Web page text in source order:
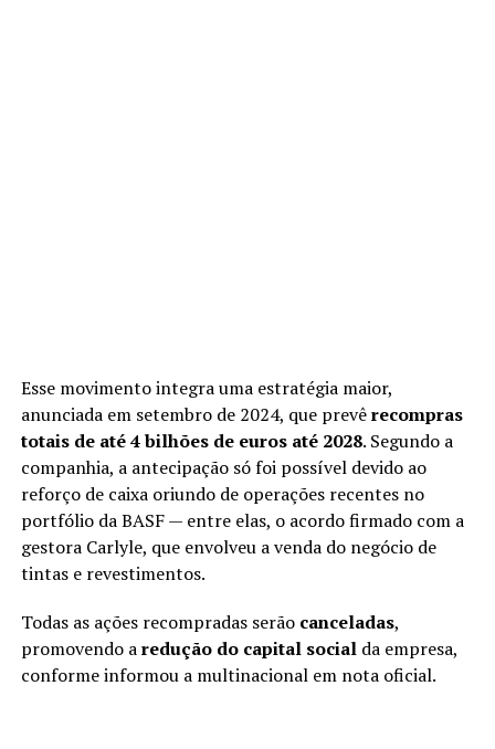
Esse movimento integra uma estratégia maior,
anunciada em setembro de 2024, que prevêrecompras
totais de até 4 bilhões de euros até 2028. Segundo a
companhia, a antecipação só foi possível devido ao
reforço de caixa oriundo de operações recentes no
portfólio da BASF — entre elas, o acordo firmado com a
gestora Carlyle, que envolveu a venda do negócio de
tintas e revestimentos.
Todas as ações recompradas serão canceladas,
promovendo aredução do capital socialda empresa,
conforme informou a multinacional em nota oficial.